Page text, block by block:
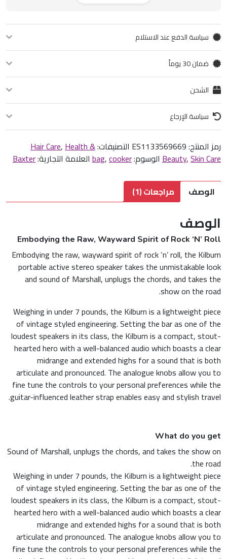
سياسة الدفع عند الاستلام
ضمان 30 يوماً
التصنيع، يمكنك استبداله أو استرداد قيمته.
الشحن
سياسة الإرجاع
عيب. المنتج يجب أن يكون في حالته الأصلية.
رمز المنتج:ES1133569669 التصنيفات: Hair Care,Health &
Beauty,Skin Care الوسوم: bag,cooker العلامة التجارية:Baxter
الوصف مراجعات (1)
الوصف
Embodying the Raw, Wayward Spirit of Rock ‘N’ Roll
Embodying the raw, wayward spirit of rock ‘n’ roll, the Kilburn
portable active stereo speaker takes the unmistakable look
and sound of Marshall, unplugs the chords, and takes the
show on the road.
Weighing in under 7 pounds, the Kilburn is a lightweight piece
of vintage styled engineering. Setting the bar as one of the
loudest speakers in its class, the Kilburn is a compact, stout-
hearted hero with a well-balanced audio which boasts a clear
midrange and extended highs for a sound that is both
articulate and pronounced. The analogue knobs allow you to
fine tune the controls to your personal preferences while the
guitar-influenced leather strap enables easy and stylish travel.
What do you get
Sound of Marshall, unplugs the chords, and takes the show on
the road.
Weighing in under 7 pounds, the Kilburn is a lightweight piece
of vintage styled engineering. Setting the bar as one of the
loudest speakers in its class, the Kilburn is a compact, stout-
hearted hero with a well-balanced audio which boasts a clear
midrange and extended highs for a sound that is both
articulate and pronounced. The analogue knobs allow you to
fine tune the controls to your personal preferences while the